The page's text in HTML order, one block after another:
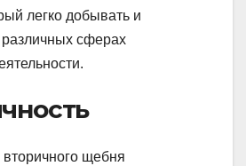
легко добывать и
различных сферах
щебня